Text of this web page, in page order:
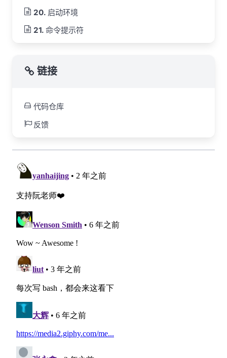
启动环境
命令提示符
链接
代码仓库
反馈